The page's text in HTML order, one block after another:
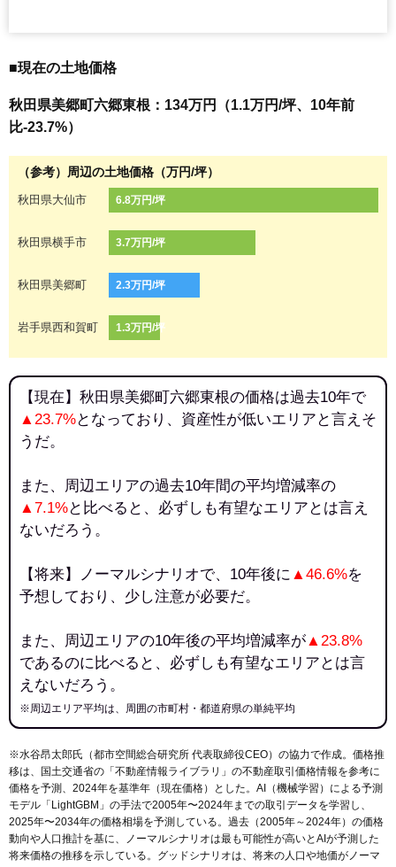
■現在の土地価格
秋田県美郷町六郷東根：134万円（1.1万円/坪、10年前
比-23.7%）
（参考）周辺の土地価格（万円/坪）
秋田県大仙市 6.8万円/坪
秋田県横手市 3.7万円/坪
秋田県美郷町 2.3万円/坪
岩手県西和賀町 1.3万円/坪
【現在】秋田県美郷町六郷東根の価格は過去10年で
▲23.7%となっており、資産性が低いエリアと言えそ
うだ。
また、周辺エリアの過去10年間の平均増減率の
▲7.1%と比べると、必ずしも有望なエリアとは言え
ないだろう。
【将来】ノーマルシナリオで、10年後に ▲46.6%を
予想しており、少し注意が必要だ。
また、周辺エリアの10年後の平均増減率が▲23.8%
であるのに比べると、必ずしも有望なエリアとは言
えないだろう。
※周辺エリア平均は、周囲の市町村・都道府県の単純平均
※水谷昂太郎氏（都市空間総合研究所 代表取締役CEO）の協力で作成。価格推
移は、国土交通省の「 不動産情報ライブラリ 」の不動産取引価格情報を参考に
価格を予測、2024年を基準年（現在価格）とした。AI（機械学習）による予測
モデル「LightGBM」の手法で2005年〜2024年までの取引データを学習し、
2025年〜2034年の価格相場を予測している。過去（2005年～2024年）の価格
動向や人口推計を基に、ノーマルシナリオは最も可能性が高いとAIが予測した
将来価格の推移を示している。グッドシナリオは、将来の人口や地価がノーマ